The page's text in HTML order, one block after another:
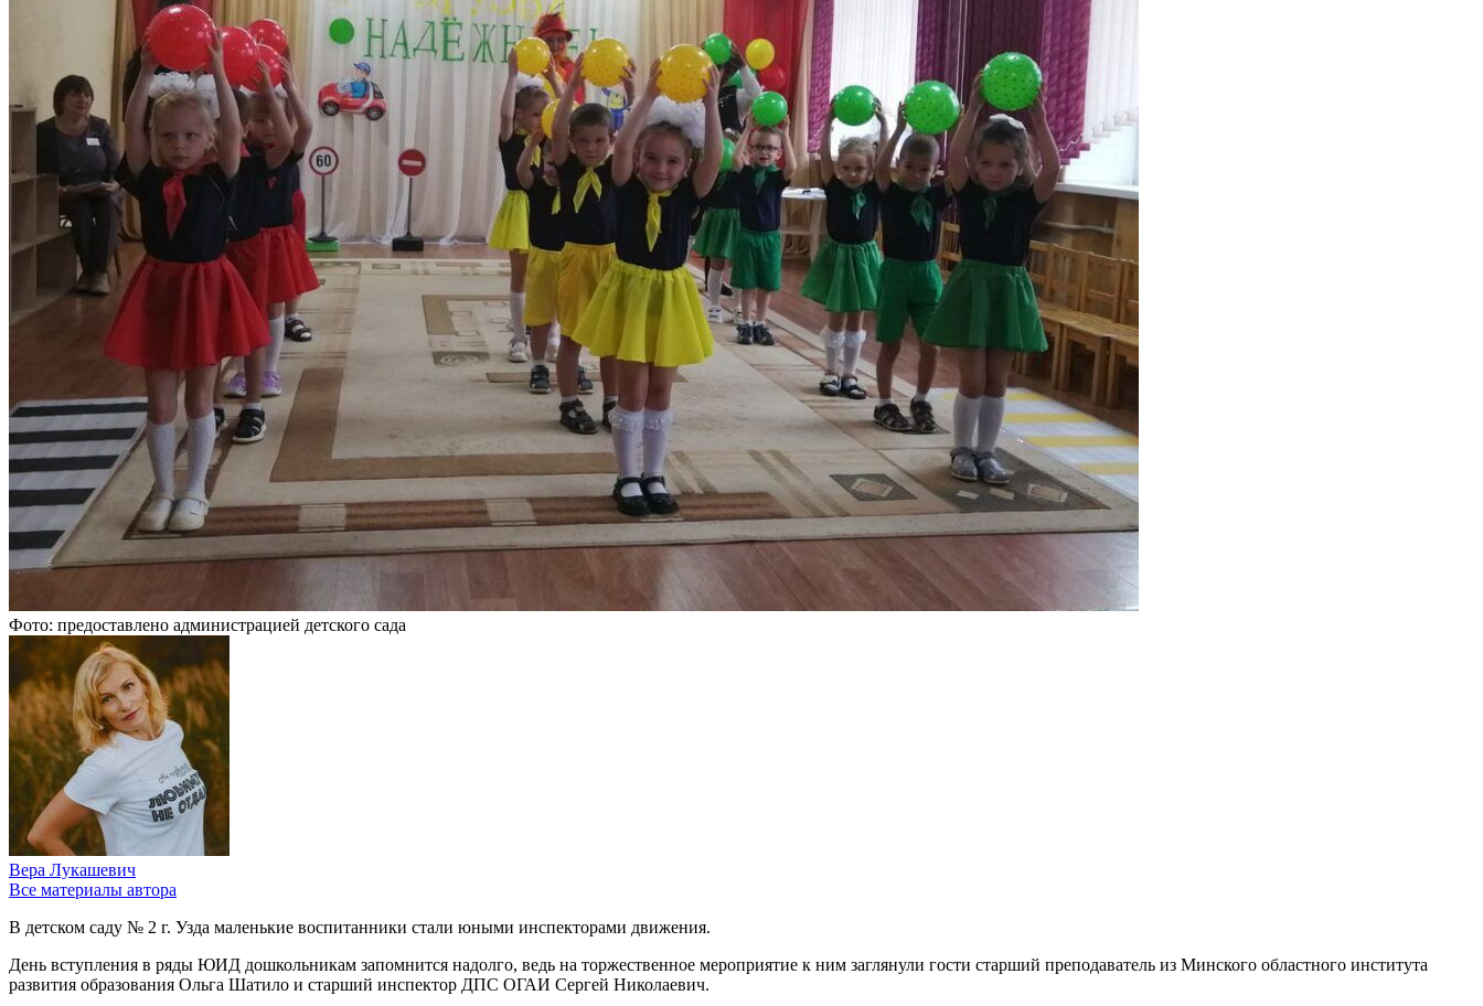
Фото: предоставлено администрацией детского сада
Вера Лукашевич
Все материалы автора
В детском саду № 2 г. Узда маленькие воспитанники стали юными инспекторами движения.
День вступления в ряды ЮИД дошкольникам запомнится надолго, ведь на торжественное мероприятие к ним заглянули гости старший преподаватель из Минского областного института
развития образования Ольга Шатило и старший инспектор ДПС ОГАИ Сергей Николаевич.